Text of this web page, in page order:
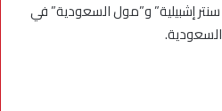
إشبيلية” و”مول السعودية” في
السعودية.